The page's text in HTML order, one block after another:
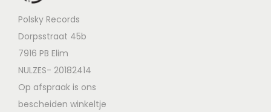
Polsky Records
Dorpsstraat 45b
7916 PB Elim
NULZES- 20182414
Op afspraak is ons
bescheiden winkeltje